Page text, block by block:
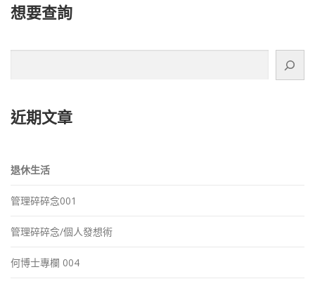
想要查詢
近期文章
退休生活
管理碎碎念001
管理碎碎念/個人發想術
何博士專欄 004